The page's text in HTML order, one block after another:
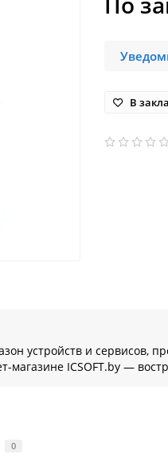
В
устройств и сервисов,
магазине ICSOFT.by —
0